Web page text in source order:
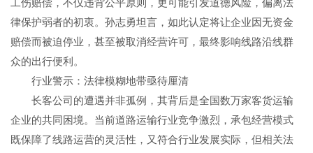
工伤赔偿，不仅违背公平原则，更可能引发道德风险，偏离法
律保护弱者的初衷。孙志勇坦言，如此认定将让企业因无资金
赔偿而被迫停业，甚至被取消经营许可，最终影响线路沿线群
众的出行便利。
行业警示：法律模糊地带亟待厘清
长客公司的遭遇并非孤例，其背后是全国数万家客货运输
企业的共同困境。当前道路运输行业竞争激烈，承包经营模式
既保障了线路运营的灵活性，又符合行业发展实际，但相关法